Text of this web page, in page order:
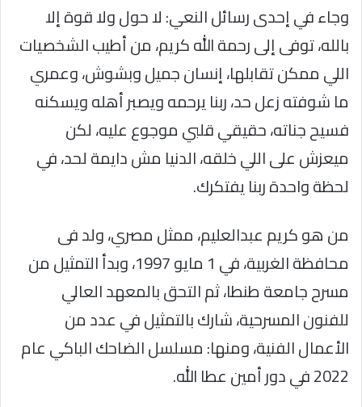
وجاء في إحدى رسائل النعي: لا حول ولا قوة إلا
بالله، توفى إلى رحمة الله كريم، من أطيب الشخصيات
اللي ممكن تقابلها، إنسان جميل وبشوش، وعمري
ما شوفته زعل حد، ربنا يرحمه ويصبر أهله ويسكنه
فسيح جناته، حقيقي قلبي موجوع عليه، لكن
ميعزش على اللي خلقه، الدنيا مش دايمة لحد، في
لحظة واحدة ربنا يفتكرك.
من هو كريم عبدالعليم، ممثل مصري، ولد فى
محافظة الغربية، في 1 مايو 1997، وبدأ التمثيل من
مسرح جامعة طنطا، ثم التحق بالمعهد العالي
للفنون المسرحية، شارك بالتمثيل في عدد من
الأعمال الفنية، ومنها: مسلسل الضاحك الباكي عام
2022 في دور أمين عطا الله.